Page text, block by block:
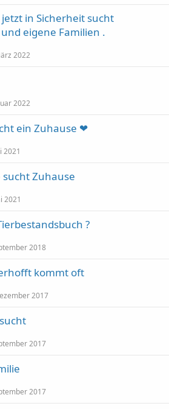
in Sicherheit sucht
eigene Familien .
2022
2022
ein Zuhause ❤
2021
Zuhause
2021
?
2018
kommt oft
2017
2017
2017